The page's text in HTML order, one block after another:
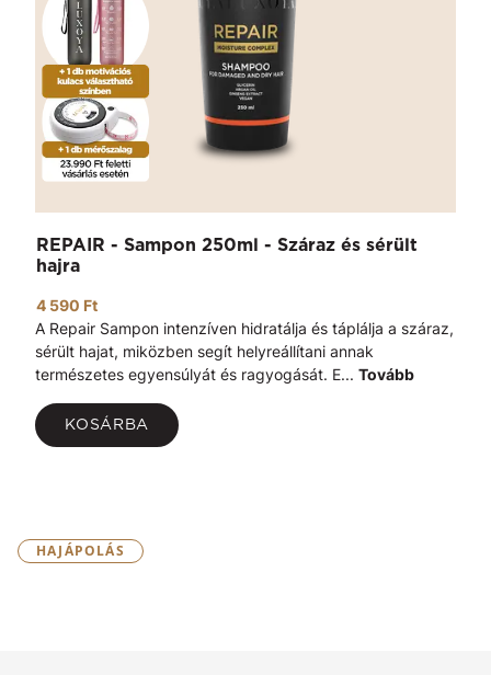
REPAIR - Sampon 250ml - Száraz és sérült
hajra
4 590 Ft
A Repair Sampon intenzíven hidratálja és táplálja a száraz,
sérült hajat, miközben segít helyreállítani annak
természetes egyensúlyát és ragyogását. E... Tovább
KOSÁRBA
HAJÁPOLÁS